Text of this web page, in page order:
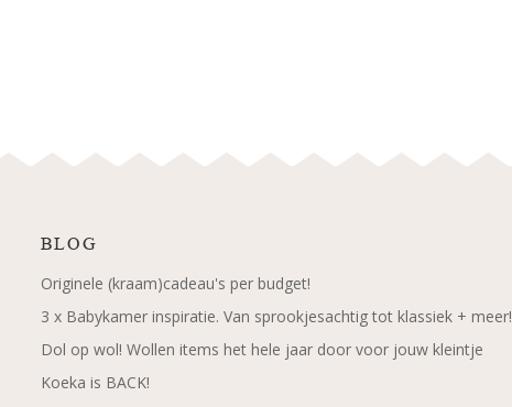
BLOG
Originele (kraam)cadeau's per budget!
3 x Babykamer inspiratie. Van sprookjesachtig tot klassiek + meer!
Dol op wol! Wollen items het hele jaar door voor jouw kleintje
Koeka is BACK!